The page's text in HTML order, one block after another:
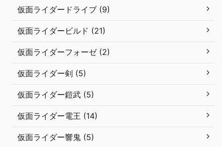
仮面ライダードライブ (9)
仮面ライダービルド (21)
仮面ライダーフォーゼ (2)
仮面ライダー剣 (5)
仮面ライダー鎧武 (5)
仮面ライダー電王 (14)
仮面ライダー響鬼 (5)